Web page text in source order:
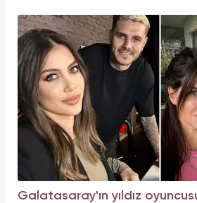
Galatasaray'ın yıldız